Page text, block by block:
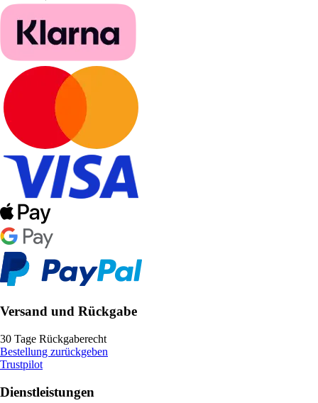
Versand und Rückgabe
30 Tage Rückgaberecht
Bestellung zurückgeben
Trustpilot
Dienstleistungen